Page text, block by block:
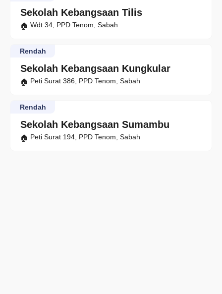
Sekolah Kebangsaan Tilis
Wdt 34, PPD Tenom, Sabah
Sekolah Kebangsaan Kungkular
Rendah
Peti Surat 386, PPD Tenom, Sabah
Sekolah Kebangsaan Sumambu
Rendah
Peti Surat 194, PPD Tenom, Sabah